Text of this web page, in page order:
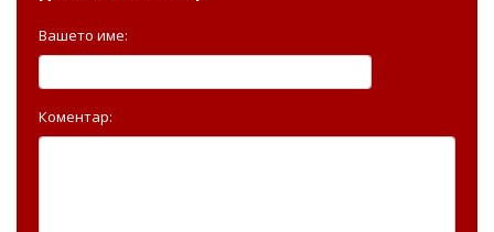
Вашето име:
Коментар: